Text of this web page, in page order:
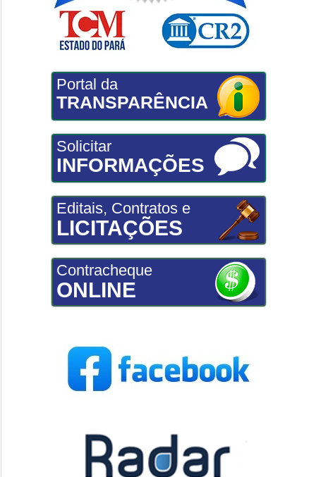
Portal da
TRANSPARÊNCIA
Solicitar
INFORMAÇÕES
Editais, Contratos e
LICITAÇÕES
Contracheque
ONLINE